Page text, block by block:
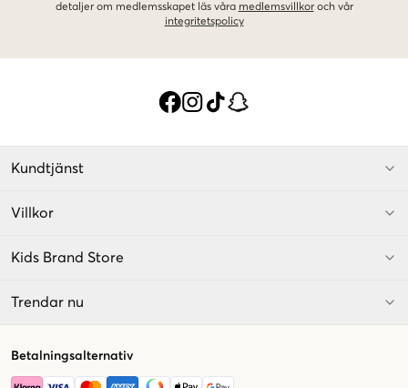
detaljer om medlemsskapet läs våra medlemsvillkor och vår
integritetspolicy
Kundtjänst
Villkor
Kids Brand Store
Trendar nu
Betalningsalternativ